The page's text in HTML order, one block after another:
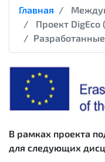
Главная
Проект DigEco
В рамках проекта
для следующих